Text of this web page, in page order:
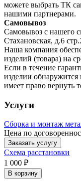
можете выбрать ТК
нашими партнерами.
Самовывоз
Самовывоз с нашего
Стахановская, д.6
Наша компания
изделий (товара) на
Если в течение
изделии обнаружится
имеет право вернуть
Услуги
Сборка и монтаж
Цена по
Заказать услугу
Схема расстановки
1 000 ₽
В корзину